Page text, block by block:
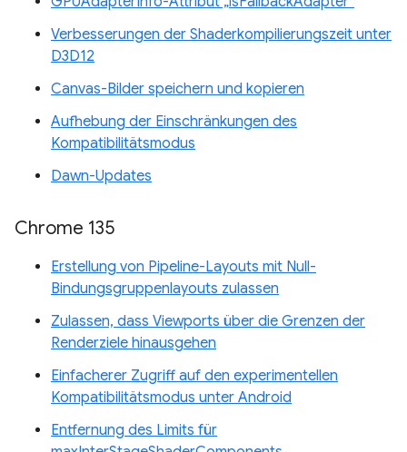
Verbesserungen der Shaderkompilierungszeit unter
D3D12
Canvas-Bilder speichern und kopieren
Aufhebung der Einschränkungen des
Kompatibilitätsmodus
Dawn-Updates
Chrome 135
Erstellung von Pipeline-Layouts mit Null-
Bindungsgruppenlayouts zulassen
Zulassen, dass Viewports über die Grenzen der
Renderziele hinausgehen
Einfacherer Zugriff auf den experimentellen
Kompatibilitätsmodus unter Android
Entfernung des Limits für